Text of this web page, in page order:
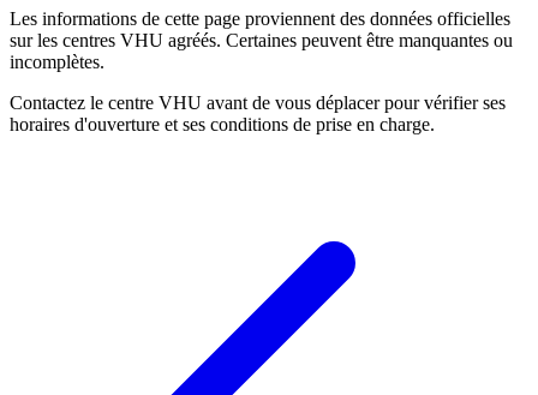
Les informations de cette page proviennent des données officielles
sur les centres VHU agréés. Certaines peuvent être manquantes ou
incomplètes.
Contactez le centre VHU avant de vous déplacer pour vérifier ses
horaires d'ouverture et ses conditions de prise en charge.